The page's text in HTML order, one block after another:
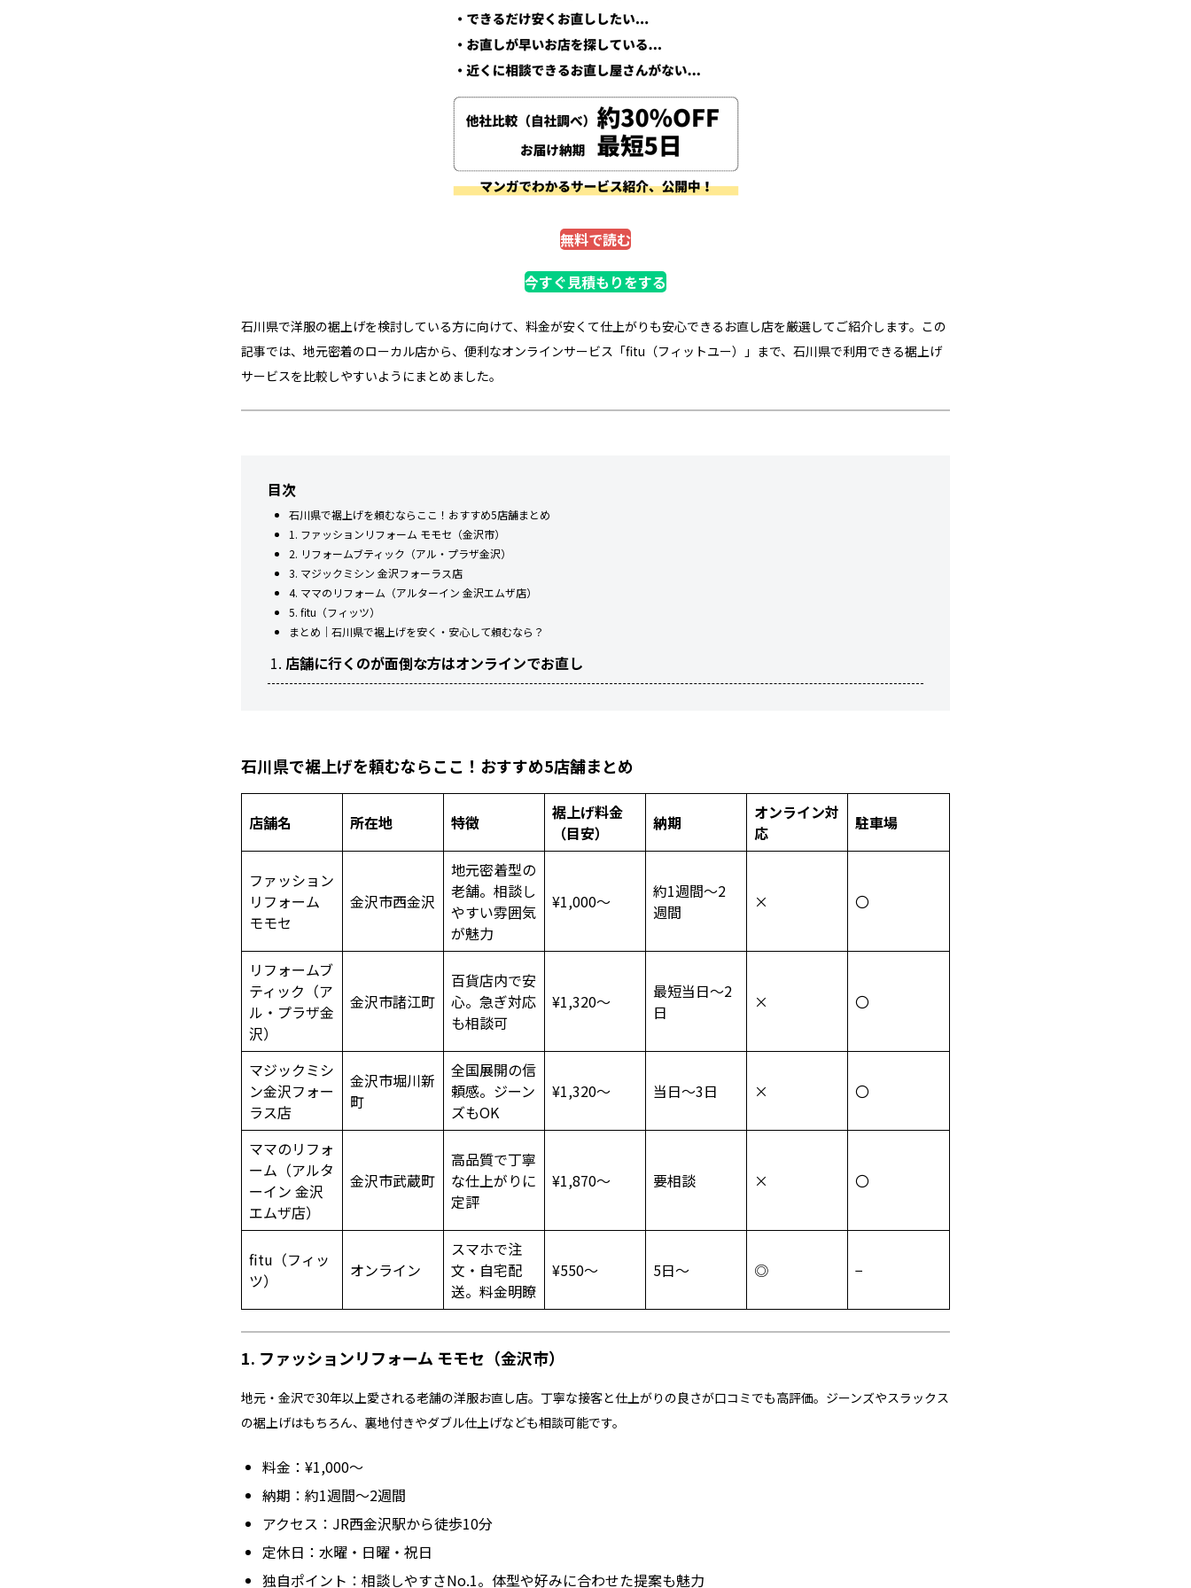
無料で読む
今すぐ見積もりをする
石川県で洋服の裾上げを検討している方に向けて、料金が安くて仕上がりも安心できるお直し店を厳選してご紹介します。この
記事では、地元密着のローカル店から、便利なオンラインサービス「fitu（フィットユー）」まで、石川県で利用できる裾上げ
サービスを比較しやすいようにまとめました。
目次
石川県で裾上げを頼むならここ！おすすめ5店舗まとめ
1. ファッションリフォーム モモセ（金沢市）
2. リフォームブティック（アル・プラザ金沢）
3. マジックミシン 金沢フォーラス店
4. ママのリフォーム（アルターイン 金沢エムザ店）
5. fitu（フィッツ）
まとめ｜石川県で裾上げを安く・安心して頼むなら？
店舗に行くのが面倒な方はオンラインでお直し
石川県で裾上げを頼むならここ！おすすめ5店舗まとめ
店舗名 所在地 特徴
裾上げ料金
（目安）
納期
オンライン対
応
駐車場
ファッション
リフォーム
モモセ
金沢市西金沢
地元密着型の
老舗。相談し
やすい雰囲気
が魅力
¥1,000〜
約1週間～2
週間
× 〇
リフォームブ
ティック（ア
ル・プラザ金
沢）
金沢市諸江町
百貨店内で安
心。急ぎ対応
も相談可
¥1,320〜
最短当日〜2
日
× 〇
マジックミシ
ン金沢フォー
ラス店
金沢市堀川新
町
全国展開の信
頼感。ジーン
ズもOK
¥1,320〜 当日〜3日 × 〇
ママのリフォ
ーム（アルタ
ーイン 金沢
エムザ店）
金沢市武蔵町
高品質で丁寧
な仕上がりに
定評
¥1,870〜 要相談 × 〇
fitu（フィッ
ツ）
オンライン
スマホで注
文・自宅配
送。料金明瞭
¥550〜 5日～ ◎ −
1. ファッションリフォーム モモセ（金沢市）
地元・金沢で30年以上愛される老舗の洋服お直し店。丁寧な接客と仕上がりの良さが口コミでも高評価。ジーンズやスラックス
の裾上げはもちろん、裏地付きやダブル仕上げなども相談可能です。
料金：¥1,000〜
納期：約1週間～2週間
アクセス：JR西金沢駅から徒歩10分
定休日：水曜・日曜・祝日
独自ポイント：相談しやすさNo.1。体型や好みに合わせた提案も魅力